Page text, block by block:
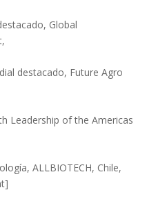
Global
destacado, Future Agro
Leadership of the Americas
ALLBIOTECH, Chile,